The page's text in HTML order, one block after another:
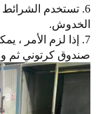
6. تستخدم
الخدوش.
7. إذا لزم الأمر
صندوق كرتوني